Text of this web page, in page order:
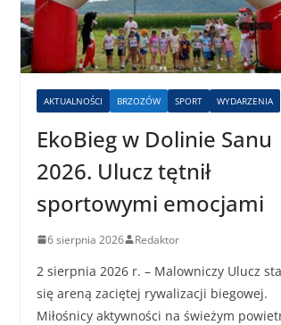
AKTUALNOŚCI BRZOZÓW SPORT WYDARZENIA
EkoBieg w Dolinie Sanu
2026. Ulucz tętnił
sportowymi emocjami
6 sierpnia 2026 Redaktor
2 sierpnia 2026 r. – Malowniczy Ulucz
się areną zaciętej rywalizacji biegowej.
Miłośnicy aktywności na świeżym